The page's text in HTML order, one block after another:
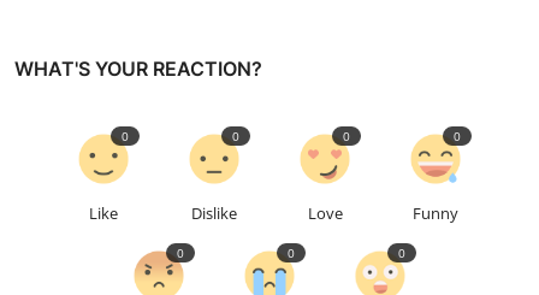
WHAT'S YOUR REACTION?
Like
0
Dislike
0
Love
0
Funny
0
0 0 0